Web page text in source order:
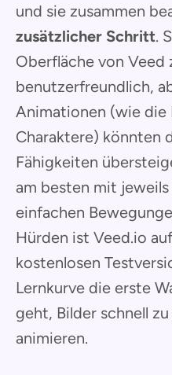
und sie zusammen
zusätzlicher Schritt.
Oberfläche von Veed
benutzerfreundlich,
Animationen (wie
Charaktere) könnten
Fähigkeiten
am besten mit
einfachen
Hürden ist Veed.io
kostenlosen
Lernkurve die erste
geht, Bilder schnell
animieren.